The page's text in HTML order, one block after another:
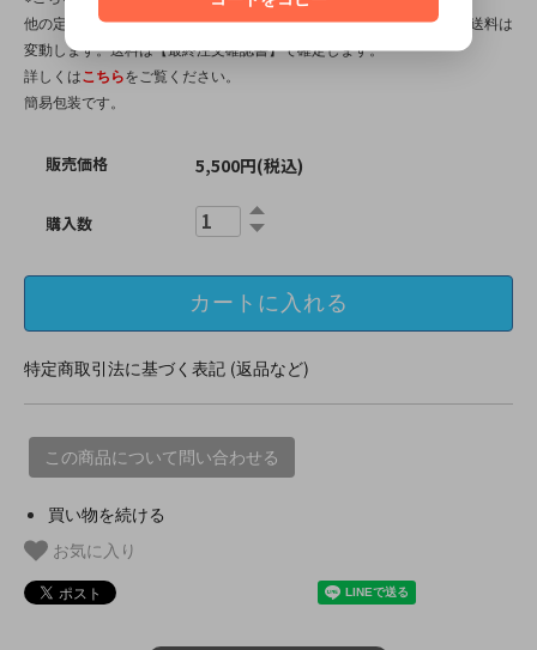
他の定形外対応商品と複数購入される場合は、サイズや重量によって送料は
変動します。送料は【最終注文確認書】で確定します。
詳しくはこちらをご覧ください。
簡易包装です。
販売価格 5,500円(税込)
購入数
特定商取引法に基づく表記 (返品など)
この商品について問い合わせる
買い物を続ける
お気に入り